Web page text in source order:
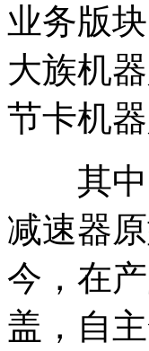
业务版
大族机
节卡机
其中，
减速器
今，在
盖，自